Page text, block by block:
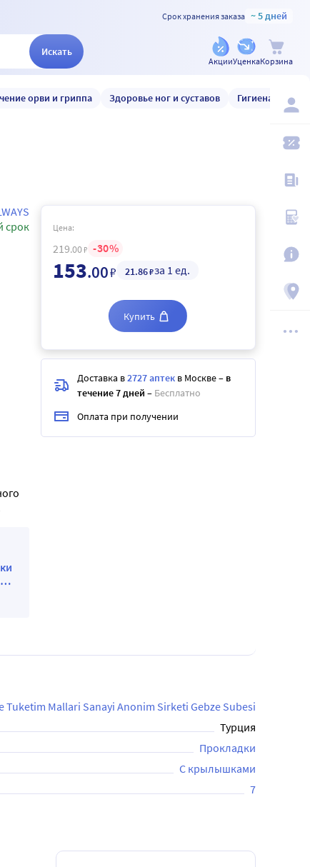
Срок хранения заказа ~ 5 дней
Искать
АкцииУценкаКорзина
орви и гриппа Здоровье ног и суставов Гигиена и уход
срок Цена:
219.00₽ 30
153.00₽ 21.86₽за 1 ед.
Купить
Доставка в2727 аптек в Москве– в
течение 7 дней – Бесплатно
Оплата при получении
Tuketim Mallari Sanayi Anonim Sirketi Gebze Subesi
Турция
Прокладки
С крылышками
7